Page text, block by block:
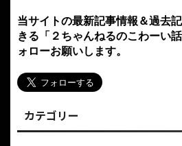
当サイトの最新記事情報＆過去
きる「２ちゃんねるのこわーい
ォローお願いします。
カテゴリー